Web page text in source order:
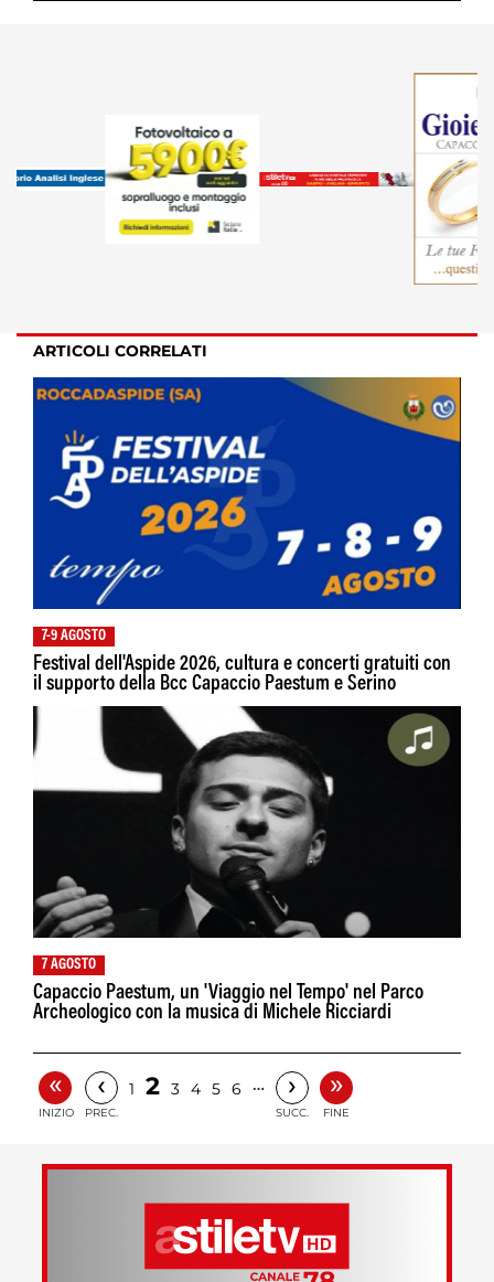
ARTICOLI CORRELATI
7-9 AGOSTO
Festival dell'Aspide 2026, cultura e concerti gratuiti con
il supporto della Bcc Capaccio Paestum e Serino
7 AGOSTO
Capaccio Paestum, un 'Viaggio nel Tempo' nel Parco
Archeologico con la musica di Michele Ricciardi
«
INIZIO
‹
PREC.
1 2 3 4 5 6 … ›
SUCC.
»
FINE